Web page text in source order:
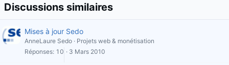
Discussions similaires
Mises à jour Sedo
AnneLaure Sedo
Projets web & monétisation
Réponses 10 3 Mars 2010